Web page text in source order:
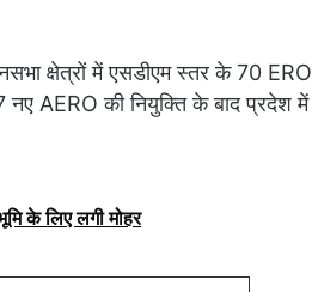
क्षेत्रों में एसडीएम स्तर के 70 ERO
AERO की नियुक्ति के बाद प्रदेश में
के लिए लगी मोहर